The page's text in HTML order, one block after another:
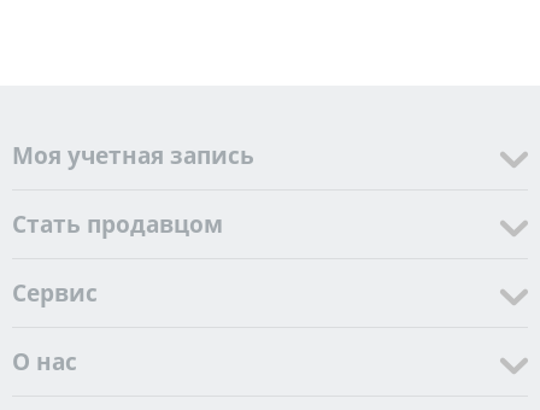
Моя учетная запись
Стать продавцом
Cервис
О нас